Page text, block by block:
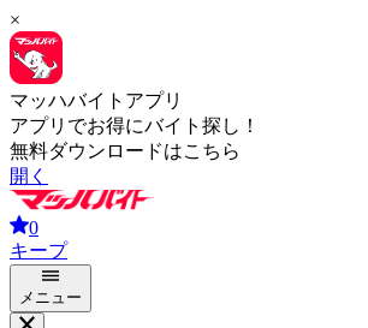
×
マッハバイトアプリ
アプリでお得にバイト探し！
無料ダウンロードはこちら
開く
0
キープ
メニュー